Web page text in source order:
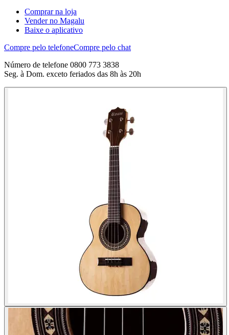
Comprar na loja
Vender no Magalu
Baixe o aplicativo
Compre pelo telefoneCompre pelo chat
Número de telefone 0800 773 3838
Seg. à Dom. exceto feriados das 8h às 20h